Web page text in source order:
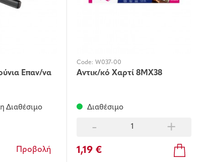
Επαν/να
Διαθέσιμο
Προβολή
Code: W037-00
Αντικ/κό Χαρτί 8ΜΧ38
Διαθέσιμο
- +
1,19 €